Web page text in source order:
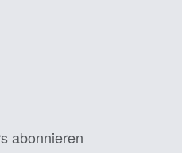
abonnieren